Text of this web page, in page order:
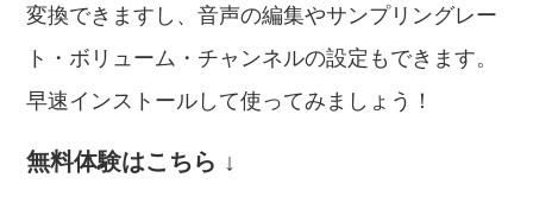
変換できますし、音声の編集やサンプリングレー
ト・ボリューム・チャンネルの設定もできます。
早速インストールして使ってみましょう！
無料体験はこちら ↓